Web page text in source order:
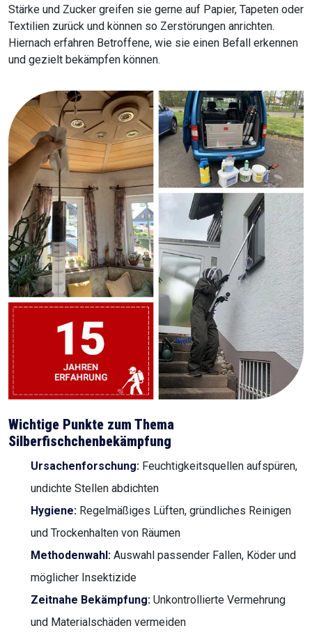
Stärke und Zucker greifen sie gerne auf Papier, Tapeten oder
Textilien zurück und können so Zerstörungen anrichten.
Hiernach erfahren Betroffene, wie sie einen Befall erkennen
und gezielt bekämpfen können.
Wichtige Punkte zum Thema
Silberfischchenbekämpfung
Ursachenforschung: Feuchtigkeitsquellen aufspüren,
undichte Stellen abdichten
Hygiene: Regelmäßiges Lüften, gründliches Reinigen
und Trockenhalten von Räumen
Methodenwahl: Auswahl passender Fallen, Köder und
möglicher Insektizide
Zeitnahe Bekämpfung: Unkontrollierte Vermehrung
und Materialschäden vermeiden